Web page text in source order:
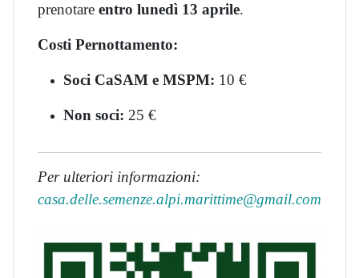
prenotare entro lunedì 13 aprile.
Costi Pernottamento:
Soci CaSAM e MSPM: 10 €
Non soci: 25 €
Per ulteriori informazioni:
casa.delle.semenze.alpi.marittime@gmail.com